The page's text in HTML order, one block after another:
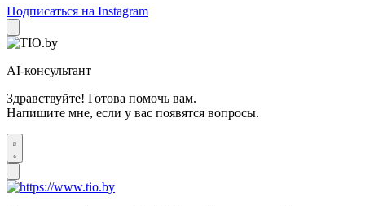
Подписаться на Instagram
AI-консультант
Здравствуйте! Готова помочь вам.
Напишите мне, если у вас появятся вопросы.